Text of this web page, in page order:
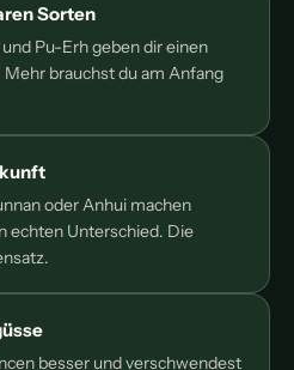
Sorten
Pu-Erh geben dir einen
brauchst du am Anfang
oder Anhui machen
echten Unterschied. Die
besser und verschwendest